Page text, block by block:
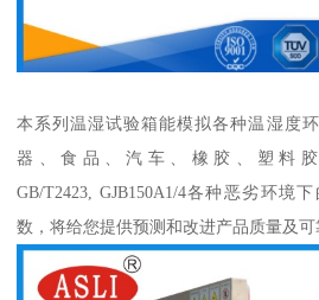
本系列温湿试验箱能模拟各种温湿度
器、食品、汽车、橡胶、塑料
GB/T2423, GJB150A1/4各种恶劣环境
数，将给您提供预测和改进产品质量及可